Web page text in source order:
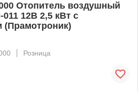
Отопитель воздушный
12В 2,5 кВт с
(Прамотроник)
Розница